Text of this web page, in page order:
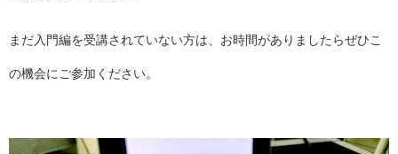
まだ入門編を受講されていない方は、お時間がありましたらぜひこ
の機会にご参加ください。